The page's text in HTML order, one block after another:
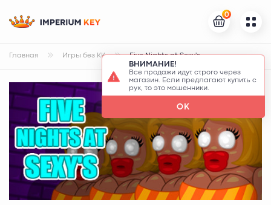
0
Главная Игры без КК Five Nights at Sexy's
ВНИМАНИЕ!
Все продажи идут строго через
магазин. Если предлагают купить с
рук, то это мошенники.
OK